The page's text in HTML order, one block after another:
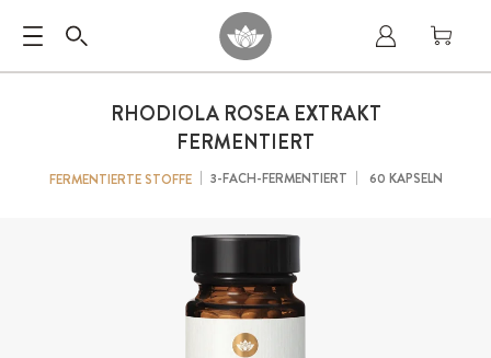
RHODIOLA ROSEA EXTRAKT
FERMENTIERT
FERMENTIERTE STOFFE 3-FACH-FERMENTIERT 60 KAPSELN